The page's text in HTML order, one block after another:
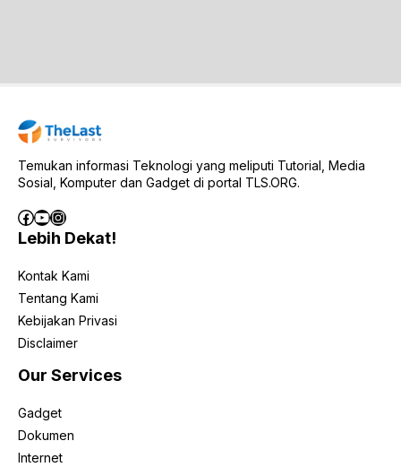
Temukan informasi Teknologi yang meliputi Tutorial, Media
Sosial, Komputer dan Gadget di portal TLS.ORG.
Facebook
YouTube
Instagram
Lebih Dekat!
Kontak Kami
Tentang Kami
Kebijakan Privasi
Disclaimer
Our Services
Gadget
Dokumen
Internet